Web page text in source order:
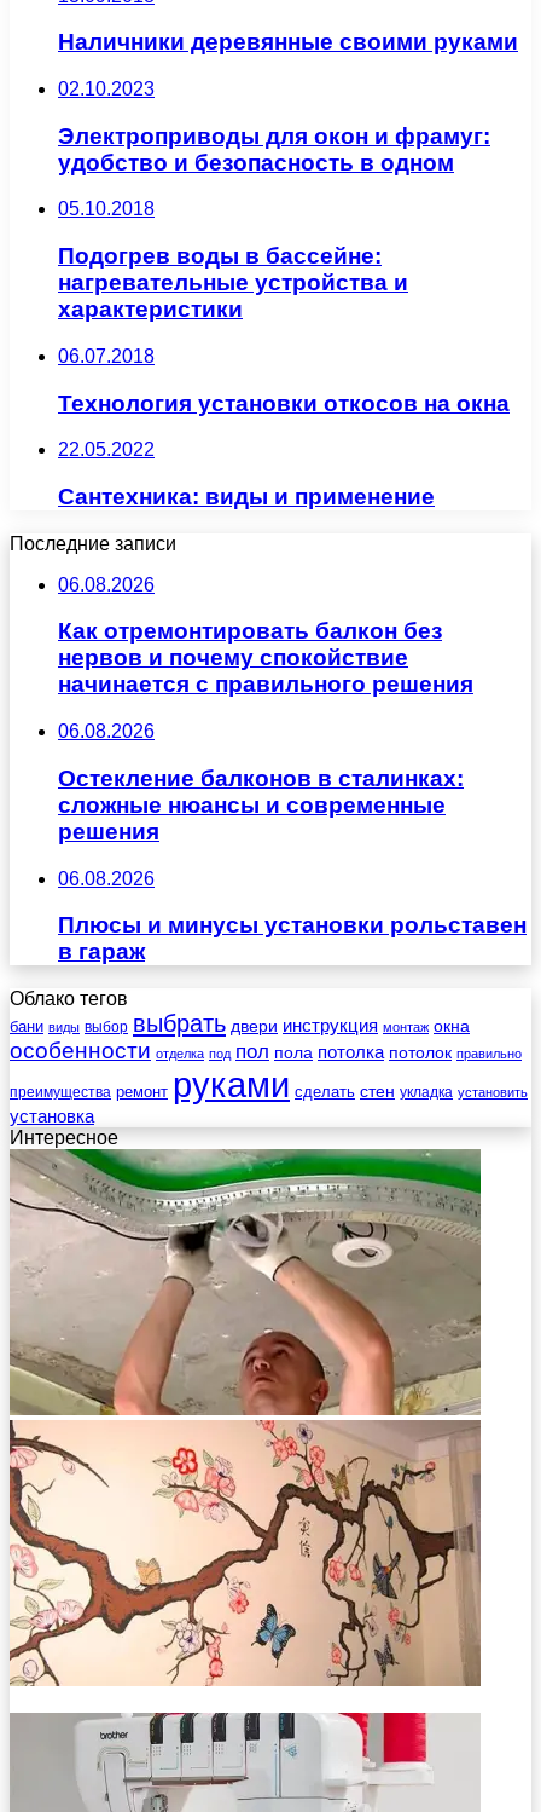
Наличники деревянные своими руками
02.10.2023
Электроприводы для окон и фрамуг:
удобство и безопасность в одном
05.10.2018
Подогрев воды в бассейне:
нагревательные устройства и
характеристики
06.07.2018
Технология установки откосов на окна
22.05.2022
Сантехника: виды и применение
Последние записи
06.08.2026
Как отремонтировать балкон без
нервов и почему спокойствие
начинается с правильного решения
06.08.2026
Остекление балконов в сталинках:
сложные нюансы и современные
решения
06.08.2026
Плюсы и минусы установки рольставен
в гараж
Облако тегов
бани виды выбор выбрать двери инструкция монтаж окна
особенности отделка под пол пола потолка потолок правильно
преимущества ремонт руками сделать стен укладка установить
установка
Интересное